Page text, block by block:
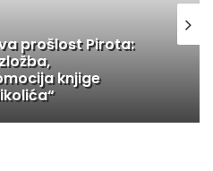
prošlost Pirota:
knjige